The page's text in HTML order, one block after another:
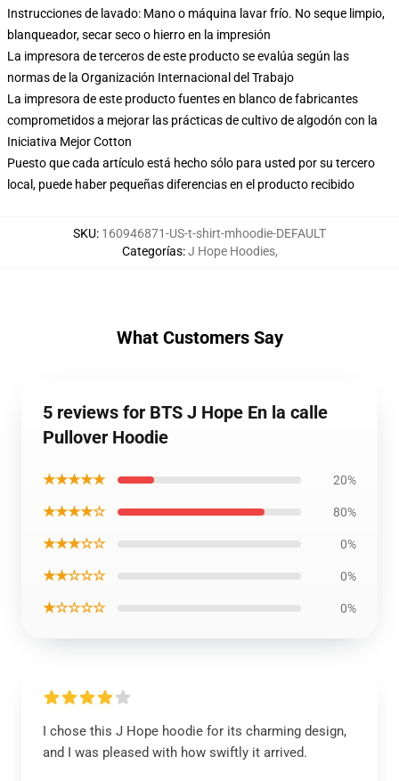
Instrucciones de lavado: Mano o máquina lavar frío. No seque limpio,
blanqueador, secar seco o hierro en la impresión
La impresora de terceros de este producto se evalúa según las
normas de la Organización Internacional del Trabajo
La impresora de este producto fuentes en blanco de fabricantes
comprometidos a mejorar las prácticas de cultivo de algodón con la
Iniciativa Mejor Cotton
Puesto que cada artículo está hecho sólo para usted por su tercero
local, puede haber pequeñas diferencias en el producto recibido
SKU: 160946871-US-t-shirt-mhoodie-DEFAULT
Categorías:J Hope Hoodies,
What Customers Say
5 reviews for BTS J Hope En la calle
Pullover Hoodie
★★★★★ 20%
★★★★☆ 80%
★★★☆☆ 0%
★★☆☆☆ 0%
★☆☆☆☆ 0%
I chose this J Hope hoodie for its charming design,
and I was pleased with how swiftly it arrived.